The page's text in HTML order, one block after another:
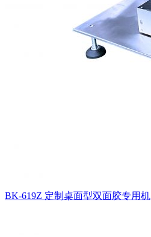
BK-619Z 定制桌面型双面胶专用机